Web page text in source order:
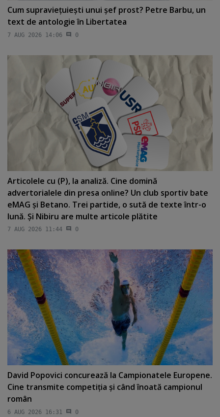
Cum supravieţuieşti unui şef prost? Petre Barbu, un
text de antologie în Libertatea
7 AUG 2026 14:06 0
Articolele cu (P), la analiză. Cine domină
advertorialele din presa online? Un club sportiv bate
eMAG şi Betano. Trei partide, o sută de texte într-o
lună. Şi Nibiru are multe articole plătite
7 AUG 2026 11:44 0
David Popovici concurează la Campionatele Europene.
Cine transmite competiţia şi când înoată campionul
român
6 AUG 2026 16:31 0